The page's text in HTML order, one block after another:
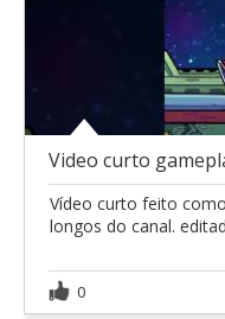
Video curto
Vídeo curto feito
longos do canal.
0